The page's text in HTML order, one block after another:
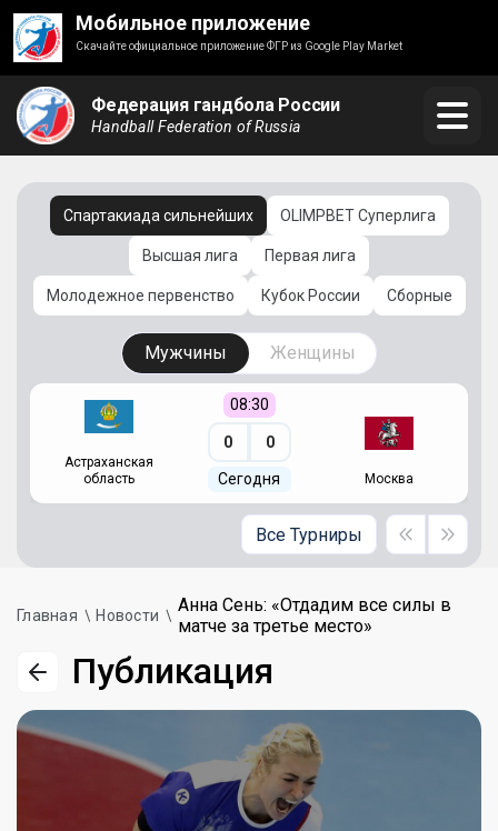
Мобильное приложение
Скачайте официальное приложение ФГР из Google Play Market
Федерация гандбола России
Handball Federation of Russia
Спартакиада сильнейших OLIMPBET Суперлига
Высшая лига Первая лига
Молодежное первенство Кубок России Сборные
Мужчины Женщины
Астраханская
область
08:30
0 0
Сегодня Москва
Все Турниры
Главная Новости
Анна Сень: «Отдадим все силы в
матче за третье место»
Публикация